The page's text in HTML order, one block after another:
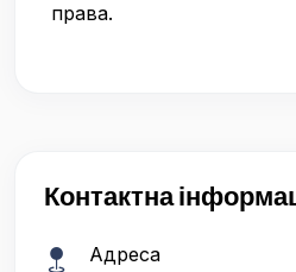
права.
Контактна
Адреса